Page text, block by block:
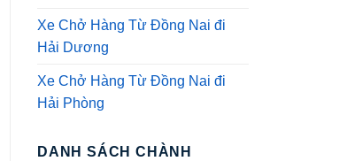
Xe Chở Hàng Từ Đồng Nai đi
Hải Dương
Xe Chở Hàng Từ Đồng Nai đi
Hải Phòng
DANH SÁCH CHÀNH